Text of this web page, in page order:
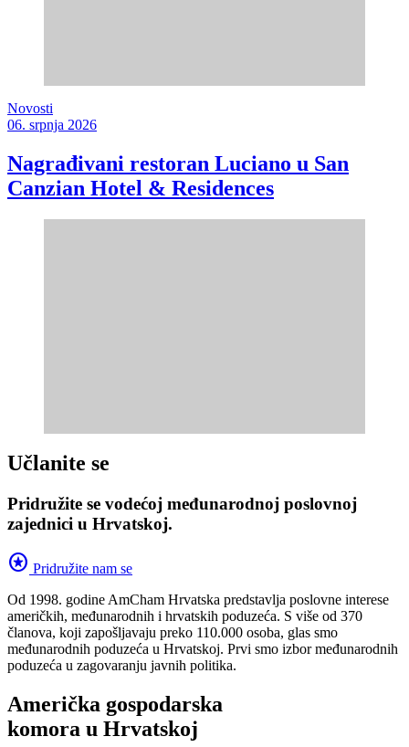
Novosti
06. srpnja 2026
Nagrađivani restoran Luciano u San
Canzian Hotel & Residences
Učlanite se
Pridružite se vodećoj međunarodnoj poslovnoj
zajednici u Hrvatskoj.
stars Pridružite nam se
Od 1998. godine AmCham Hrvatska predstavlja poslovne interese
američkih, međunarodnih i hrvatskih poduzeća. S više od 370
članova, koji zapošljavaju preko 110.000 osoba, glas smo
međunarodnih poduzeća u Hrvatskoj. Prvi smo izbor međunarodnih
poduzeća u zagovaranju javnih politika.
Američka gospodarska
komora u Hrvatskoj